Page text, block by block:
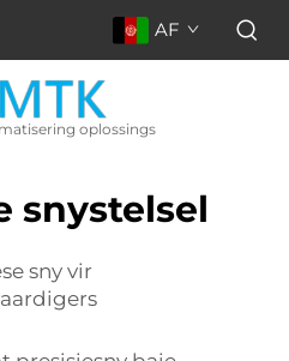
AF
oplossings
snystelsel
sny vir